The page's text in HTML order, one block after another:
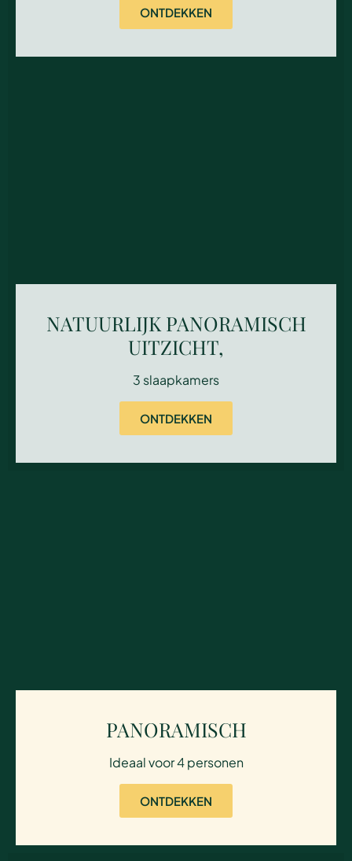
ONTDEKKEN
NATUURLIJK PANORAMISCH
UITZICHT,
3 slaapkamers
ONTDEKKEN
PANORAMISCH
Ideaal voor 4 personen
ONTDEKKEN